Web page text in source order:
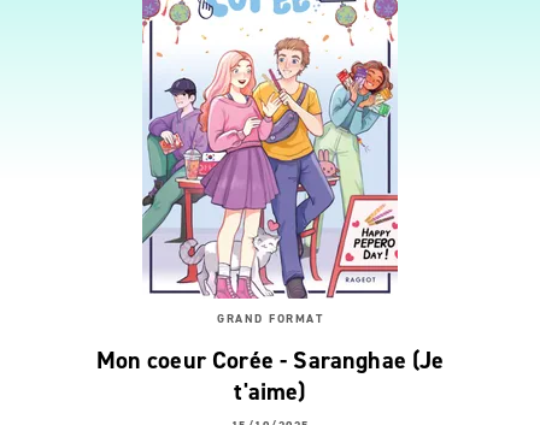
GRAND FORMAT
Mon coeur Corée - Saranghae (Je
t'aime)